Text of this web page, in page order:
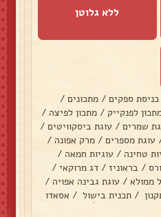
ללא גלוטן
כניסת ספקים / מתכונים /
לפנקייק / מתכון לפיצה /
שמרים / עוגת ביסקוויטים/
עוגת מספרים / מרק אפונה /
טחינה / עוגיות חמאה /
/ בראוניז / דג מרוקאי /
ממולא / עוגת גבינה אפויה /
/ תכנית בישול / אסאדו